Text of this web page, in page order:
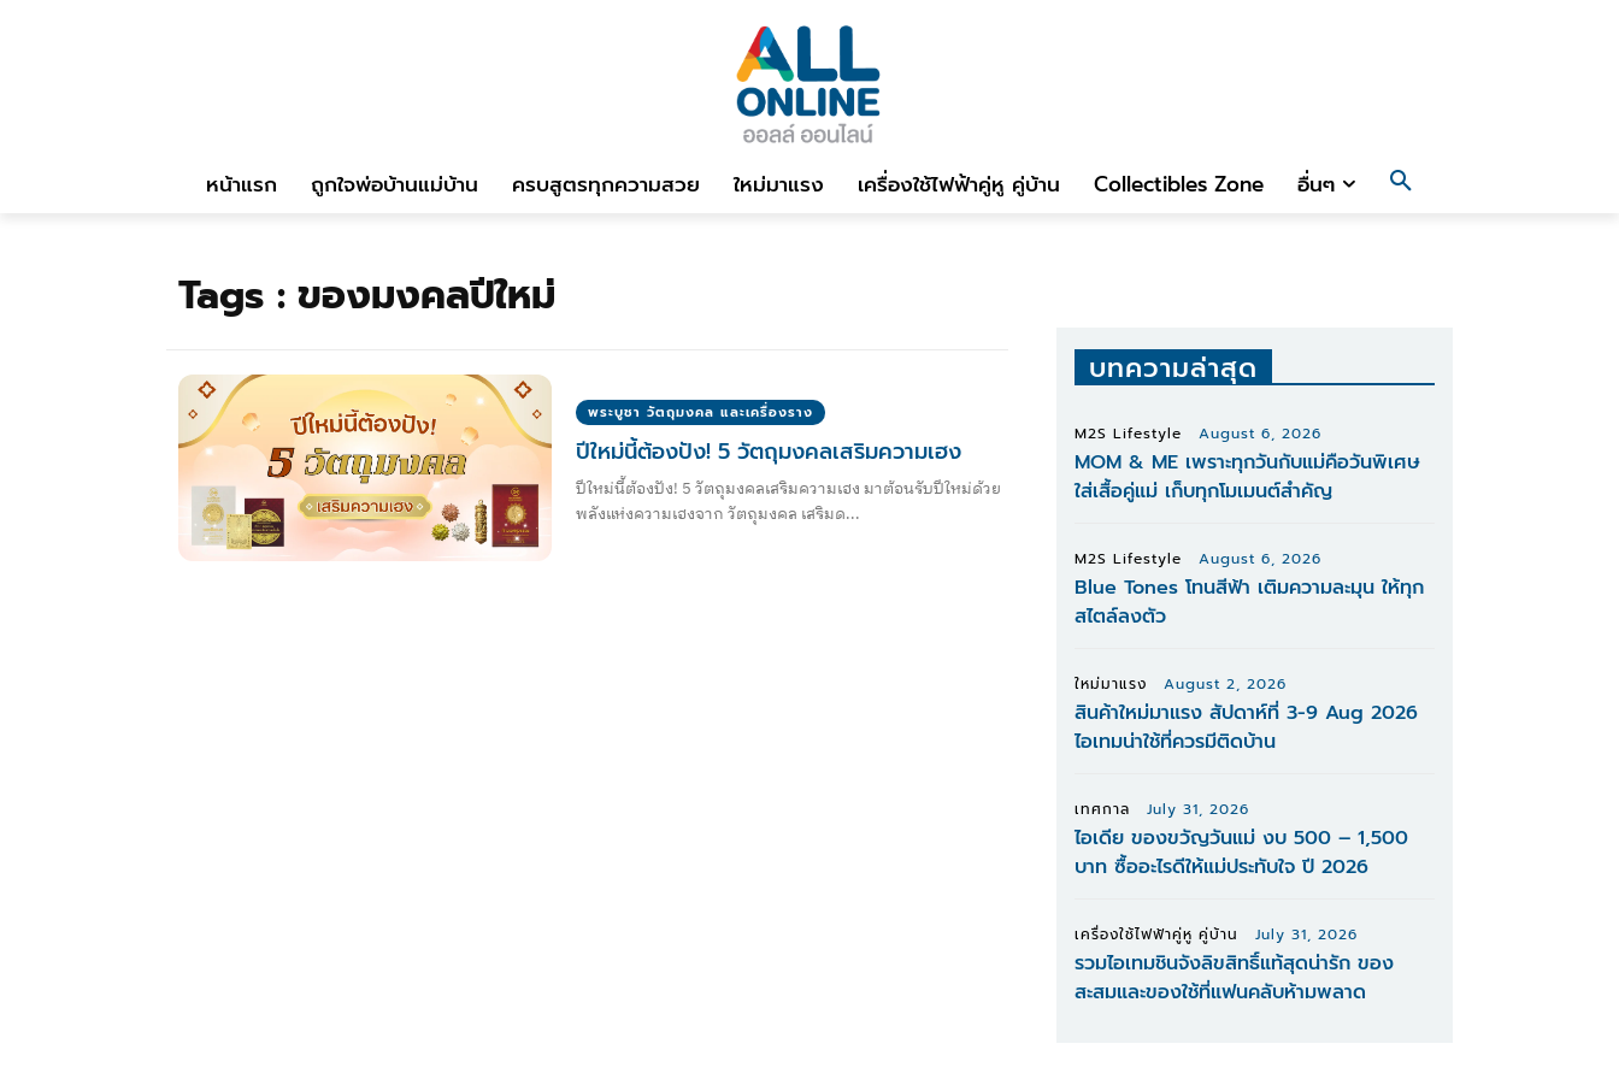
หน้าแรก ถูกใจพ่อบ้านแม่บ้าน ครบสูตรทุกความสวย ใหม่มาแรง เครื่องใช้ไฟฟ้าคู่หู คู่บ้าน Collectibles Zone อื่นๆ
Tags : ของมงคลปีใหม่
พระบูชา วัตถุมงคล และเครื่องราง
ปีใหม่นี้ต้องปัง! 5 วัตถุมงคลเสริมความเฮง
ปีใหม่นี้ต้องปัง! 5 วัตถุมงคลเสริมความเฮง มาต้อนรับปีใหม่ด้วย
พลังแห่งความเฮงจาก วัตถุมงคล เสริมด...
บทความล่าสุด
M2S Lifestyle August 6, 2026
MOM & ME เพราะทุกวันกับแม่คือวันพิเศษ
ใส่เสื้อคู่แม่ เก็บทุกโมเมนต์สำคัญ
M2S Lifestyle August 6, 2026
Blue Tones โทนสีฟ้า เติมความละมุน ให้ทุก
สไตล์ลงตัว
ใหม่มาแรง August 2, 2026
สินค้าใหม่มาแรง สัปดาห์ที่ 3-9 Aug 2026
ไอเทมน่าใช้ที่ควรมีติดบ้าน
เทศกาล July 31, 2026
ไอเดีย ของขวัญวันแม่ งบ 500 – 1,500
บาท ซื้ออะไรดีให้แม่ประทับใจ ปี 2026
เครื่องใช้ไฟฟ้าคู่หู คู่บ้าน July 31, 2026
รวมไอเทมชินจังลิขสิทธิ์แท้สุดน่ารัก ของ
สะสมและของใช้ที่แฟนคลับห้ามพลาด